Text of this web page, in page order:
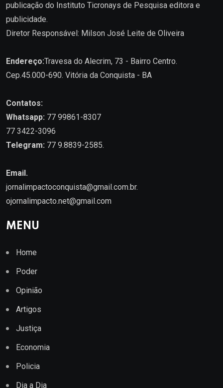
publicação do Instituto Ticronays de Pesquisa editora e
publicidade.
Diretor Responsável: Milson José Leite de Oliveira
Endereço:Travesa do Alecrim, 73 - Bairro Centro.
Cep.45.000-690. Vitória da Conquista - BA
Contatos:
Whatsapp: 77 99861-8307
77 3422-3096
Telegram: 77 9.8839-2585.
Email.
jornalimpactoconquista@gmail.com.br.
ojornalimpacto.net@gmail.com
MENU
Home
Poder
Opinião
Artigos
Justiça
Economia
Policia
Dia a Dia